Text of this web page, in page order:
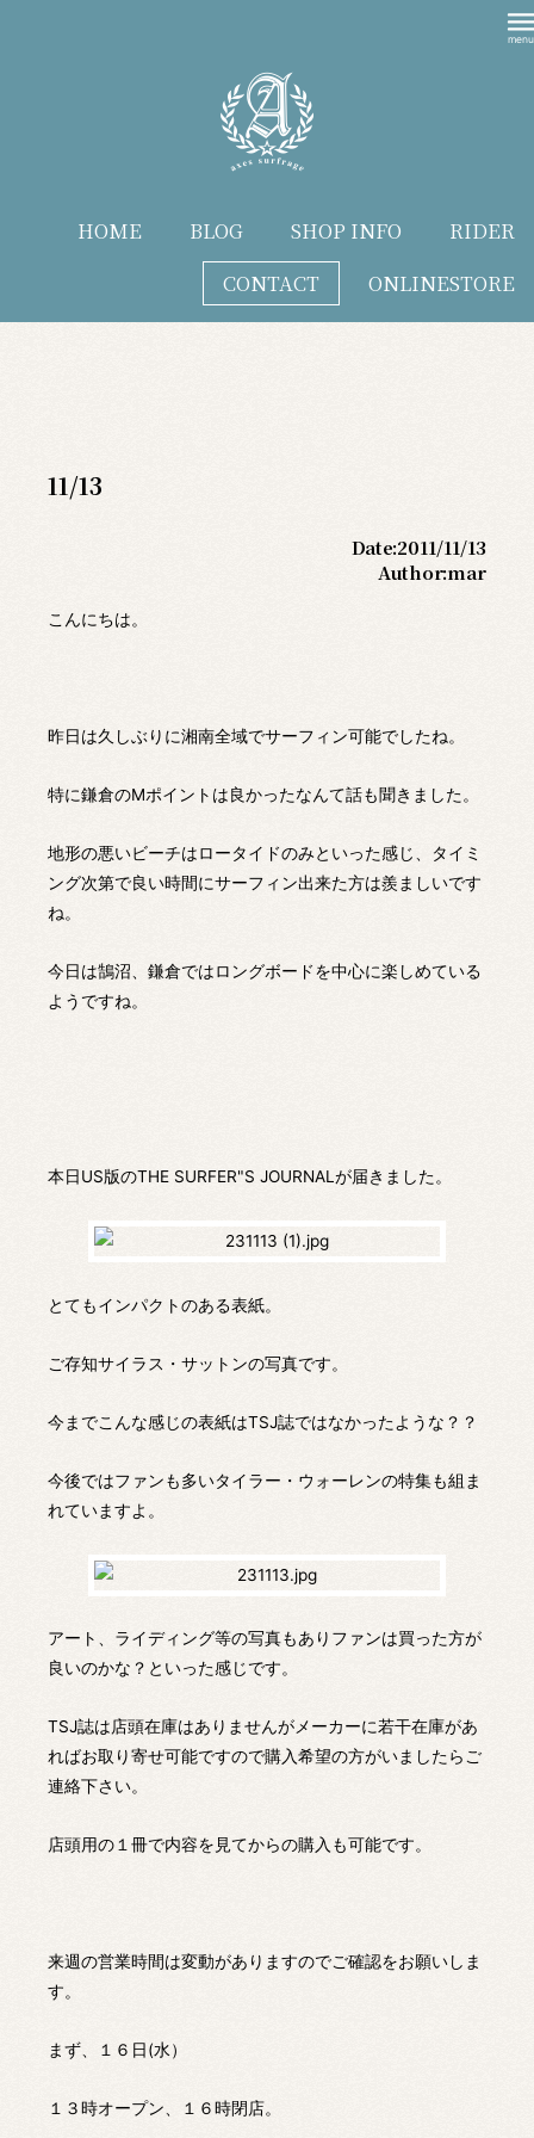
HOME BLOG SHOP INFO
RIDER
CONTACT
ONLINESTORE
11/13
Date:2011/11/13
Author:mar
こんにちは。
昨日は久しぶりに湘南全域でサーフィン可能でしたね。
特に鎌倉のMポイントは良かったなんて話も聞きました。
地形の悪いビーチはロータイドのみといった感じ、タイミ
ング次第で良い時間にサーフィン出来た方は羨ましいです
ね。
今日は鵠沼、鎌倉ではロングボードを中心に楽しめている
ようですね。
本日US版のTHE SURFER"S JOURNALが届きました。
とてもインパクトのある表紙。
ご存知サイラス・サットンの写真です。
今までこんな感じの表紙はTSJ誌ではなかったような？？
今後ではファンも多いタイラー・ウォーレンの特集も組ま
れていますよ。
アート、ライディング等の写真もありファンは買った方が
良いのかな？といった感じです。
TSJ誌は店頭在庫はありませんがメーカーに若干在庫があ
ればお取り寄せ可能ですので購入希望の方がいましたらご
連絡下さい。
店頭用の１冊で内容を見てからの購入も可能です。
来週の営業時間は変動がありますのでご確認をお願いしま
す。
まず、１６日(水）
１３時オープン、１６時閉店。